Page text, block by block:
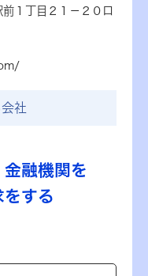
１丁目２１－２０ロ
社
融機関を
をする